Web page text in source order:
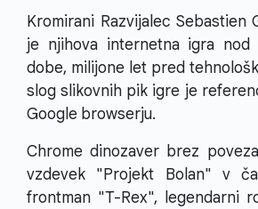
Kromirani Razvijalec Sebastien
je njihova internetna igra nod
dobe, milijone let pred
slog slikovnih pik igre je
Google browserju.
Chrome dinozaver brez
vzdevek "Projekt Bolan" v
frontman "T-Rex", legendarni